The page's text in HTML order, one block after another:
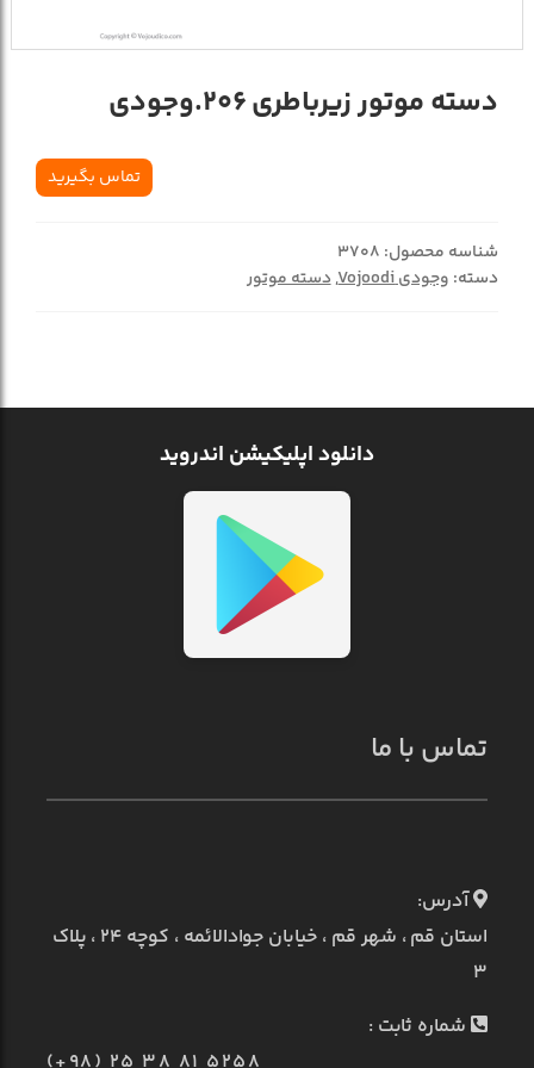
دسته موتور زیرباطری 206.وجودی
تماس بگیرید
شناسه محصول: 3708
دسته: وجودی Vojoodi ,دسته موتور
دانلود اپلیکیشن اندروید
تماس با ما
آدرس:
استان قم ، شهر قم ، خیابان جوادالائمه ، کوچه ۲۴ ، پلاک
۳
شماره ثابت :